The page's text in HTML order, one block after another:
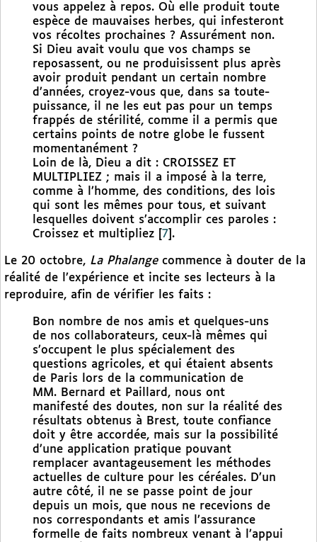
vous appelez à repos. Où elle produit toute
espèce de mauvaises herbes, qui infesteront
vos récoltes prochaines ? Assurément non.
Si Dieu avait voulu que vos champs se
reposassent, ou ne produisissent plus après
avoir produit pendant un certain nombre
d’années, croyez-vous que, dans sa toute-
puissance, il ne les eut pas pour un temps
frappés de stérilité, comme il a permis que
certains points de notre globe le fussent
momentanément ?
Loin de là, Dieu a dit : CROISSEZ ET
MULTIPLIEZ ; mais il a imposé à la terre,
comme à l’homme, des conditions, des lois
qui sont les mêmes pour tous, et suivant
lesquelles doivent s’accomplir ces paroles :
Croissez et multipliez
7 .
Le 20 octobre, La Phalangecommence à douter de la
réalité de l’expérience et incite ses lecteurs à la
reproduire, afin de vérifier les faits :
Bon nombre de nos amis et quelques-uns
de nos collaborateurs, ceux-là mêmes qui
s’occupent le plus spécialement des
questions agricoles, et qui étaient absents
de Paris lors de la communication de
MM. Bernard et Paillard, nous ont
manifesté des doutes, non sur la réalité des
résultats obtenus à Brest, toute confiance
doit y être accordée, mais sur la possibilité
d’une application pratique pouvant
remplacer avantageusement les méthodes
actuelles de culture pour les céréales. D’un
autre côté, il ne se passe point de jour
depuis un mois, que nous ne recevions de
nos correspondants et amis l’assurance
formelle de faits nombreux venant à l’appui